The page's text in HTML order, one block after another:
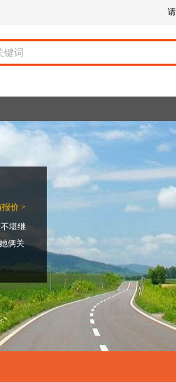
请
价 >
堪继
俩关